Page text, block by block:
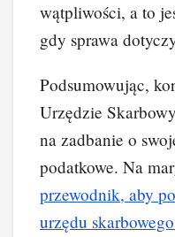
wątpliwości, a to
gdy sprawa
Podsumowując,
Urzędzie
na zadbanie o
podatkowe. Na
przewodnik, aby
urzędu